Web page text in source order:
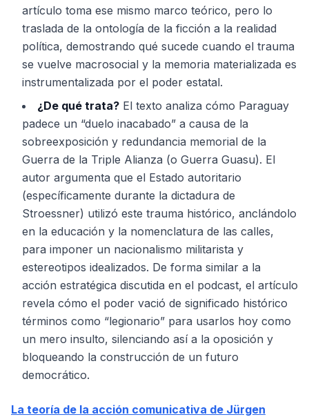
artículo toma ese mismo marco teórico, pero lo
traslada de la ontología de la ficción a la realidad
política, demostrando qué sucede cuando el trauma
se vuelve macrosocial y la memoria materializada es
instrumentalizada por el poder estatal.
¿De qué trata? El texto analiza cómo Paraguay
padece un “duelo inacabado” a causa de la
sobreexposición y redundancia memorial de la
Guerra de la Triple Alianza (o Guerra Guasu). El
autor argumenta que el Estado autoritario
(específicamente durante la dictadura de
Stroessner) utilizó este trauma histórico, anclándolo
en la educación y la nomenclatura de las calles,
para imponer un nacionalismo militarista y
estereotipos idealizados. De forma similar a la
acción estratégica discutida en el podcast, el artículo
revela cómo el poder vació de significado histórico
términos como “legionario” para usarlos hoy como
un mero insulto, silenciando así a la oposición y
bloqueando la construcción de un futuro
democrático.
La teoría de la acción comunicativa de Jürgen